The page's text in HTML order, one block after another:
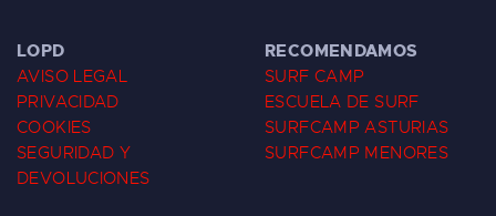
LOPD
AVISO LEGAL
PRIVACIDAD
COOKIES
SEGURIDAD Y
DEVOLUCIONES
RECOMENDAMOS
SURF CAMP
ESCUELA DE SURF
SURFCAMP ASTURIAS
SURFCAMP MENORES